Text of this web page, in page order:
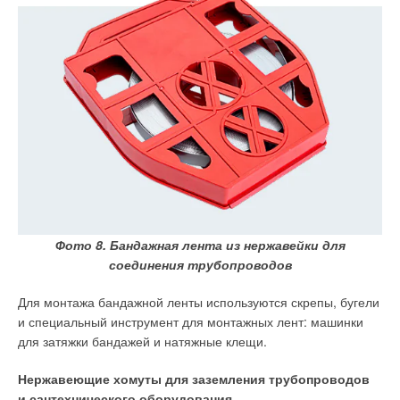
Фото 8. Бандажная лента из нержавейки для
соединения трубопроводов
Для монтажа бандажной ленты используются скрепы, бугели
и специальный инструмент для монтажных лент: машинки
для затяжки бандажей и натяжные клещи.
Нержавеющие хомуты для заземления трубопроводов
Анализ рис. 2 показывает незначительное отличие
в характере кривых изменения энергозатрат для труб ВЧШГ
и ПЭ-100 (разница в 0,0001). Для стальных трубопроводов
ввиду большего гидравлического сопротивления их стенок
энергозатраты возрастают значительно.